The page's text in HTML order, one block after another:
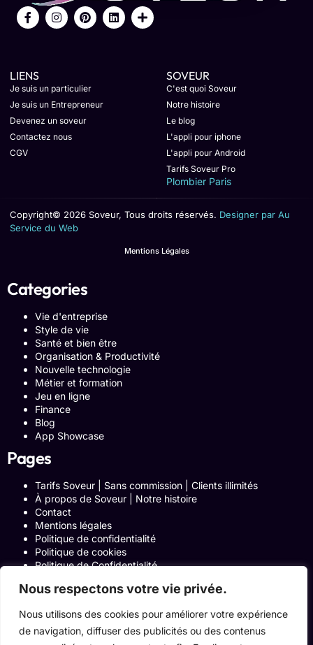
Nous respectons votre vie privée.
Nous utilisons des cookies pour améliorer votre expérience
de navigation, diffuser des publicités ou des contenus
LIENS
Je suis un particulier
Je suis un Entrepreneur
Devenez un soveur
Contactez nous
CGV
SOVEUR
C'est quoi Soveur
Notre histoire
Le blog
L'appli pour iphone
L'appli pour Android
Tarifs Soveur Pro
Plombier Paris
Copyright© 2026 Soveur, Tous droits réservés. Designer par Au
Service du Web
Mentions Légales
Categories
Vie d'entreprise
Style de vie
Santé et bien être
Organisation & Productivité
Nouvelle technologie
Métier et formation
Jeu en ligne
Finance
Blog
App Showcase
Pages
Tarifs Soveur | Sans commission | Clients illimités
À propos de Soveur | Notre histoire
Contact
Mentions légales
Politique de confidentialité
Politique de cookies
Politique de Confidentialité
Blog
Programme Affiliation
Conditions générales d’utilisation